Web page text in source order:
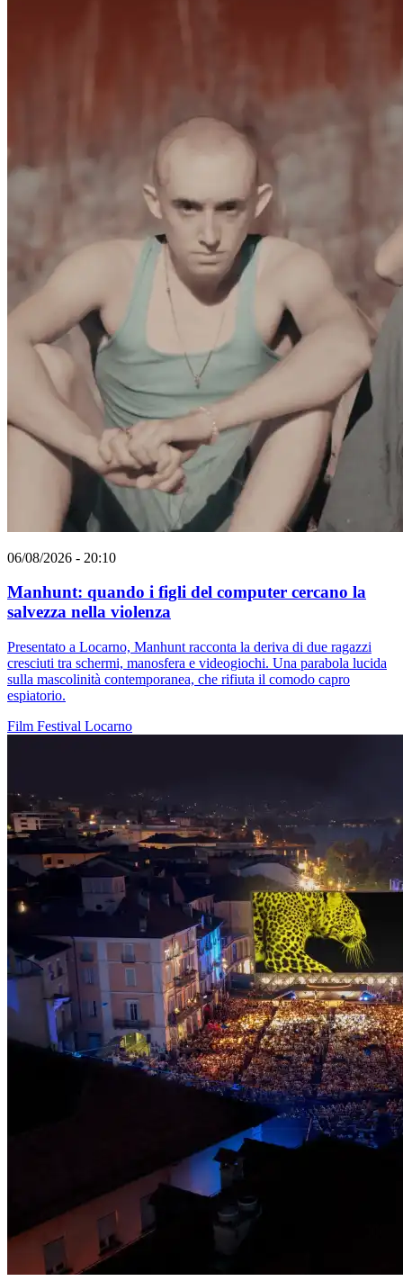
06/08/2026 - 20:10
Manhunt: quando i figli del computer cercano la
salvezza nella violenza
Presentato a Locarno, Manhunt racconta la deriva di due ragazzi
cresciuti tra schermi, manosfera e videogiochi. Una parabola lucida
sulla mascolinità contemporanea, che rifiuta il comodo capro
espiatorio.
Film Festival Locarno